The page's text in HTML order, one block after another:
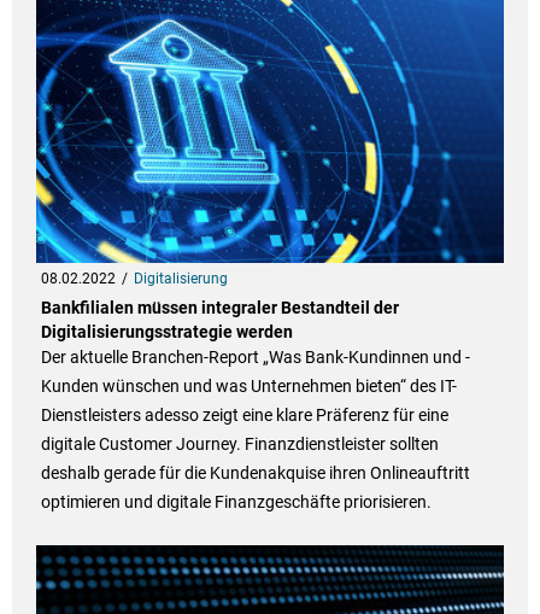
08.02.2022 Digitalisierung
Bankfilialen müssen integraler Bestandteil der
Digitalisierungsstrategie werden
Der aktuelle Branchen-Report „Was Bank-Kundinnen und -
Kunden wünschen und was Unternehmen bieten“ des IT-
Dienstleisters adesso zeigt eine klare Präferenz für eine
digitale Customer Journey. Finanzdienstleister sollten
deshalb gerade für die Kundenakquise ihren Onlineauftritt
optimieren und digitale Finanzgeschäfte priorisieren.